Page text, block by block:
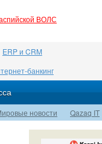
ВОЛС
ERP и CRM
банкинг
новости Qazaq IT